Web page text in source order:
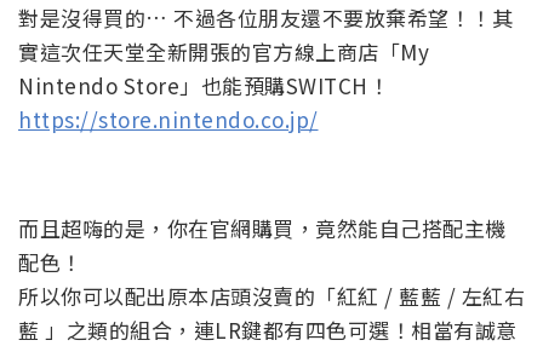
對是沒得買的… 不過各位朋友還不要放棄希望！！其
實這次任天堂全新開張的官方線上商店「My
Nintendo Store」也能預購SWITCH！
https://store.nintendo.co.jp/
而且超嗨的是，你在官網購買，竟然能自己搭配主機
配色！
所以你可以配出原本店頭沒賣的「紅紅 / 藍藍 / 左紅右
藍 」之類的組合，連LR鍵都有四色可選！相當有誠意